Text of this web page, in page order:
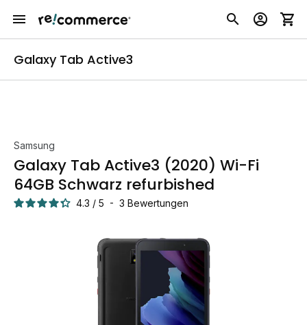
Galaxy Tab Active3
Samsung
Galaxy Tab Active3 (2020) Wi-Fi
64GB Schwarz refurbished
4.3 / 5 - 3 Bewertungen